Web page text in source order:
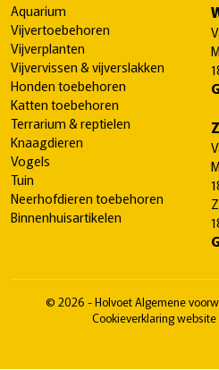
Aquarium
Vijvertoebehoren
Vijverplanten
Vijvervissen & vijverslakken
Honden toebehoren
Katten toebehoren
Terrarium & reptielen
Knaagdieren
Vogels
Tuin
Neerhofdieren toebehoren
Binnenhuisartikelen
© 2026 - HolvoetAlgemene
Cookieverklaringwebsite